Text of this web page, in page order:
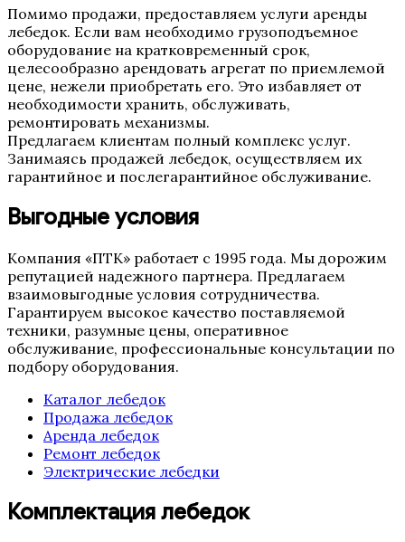
Помимо продажи, предоставляем услуги аренды
лебедок. Если вам необходимо грузоподъемное
оборудование на кратковременный срок,
целесообразно арендовать агрегат по приемлемой
цене, нежели приобретать его. Это избавляет от
необходимости хранить, обслуживать,
ремонтировать механизмы.
Предлагаем клиентам полный комплекс услуг.
Занимаясь продажей лебедок, осуществляем их
гарантийное и послегарантийное обслуживание.
Выгодные условия
Компания «ПТК» работает с 1995 года. Мы дорожим
репутацией надежного партнера. Предлагаем
взаимовыгодные условия сотрудничества.
Гарантируем высокое качество поставляемой
техники, разумные цены, оперативное
обслуживание, профессиональные консультации по
подбору оборудования.
Каталог лебедок
Продажа лебедок
Аренда лебедок
Ремонт лебедок
Электрические лебедки
Комплектация лебедок